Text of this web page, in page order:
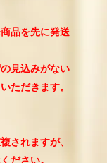
品を先に発送
見込みがない
ただきます。
されますが、
ださい。